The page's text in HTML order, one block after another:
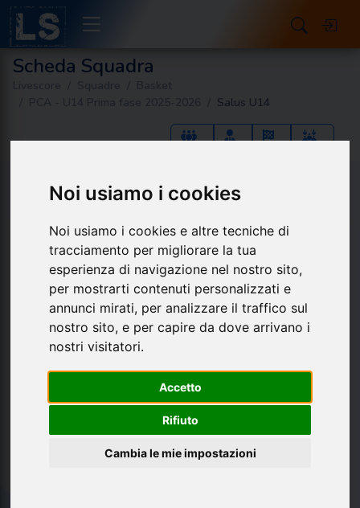
Noi usiamo i cookies
Noi usiamo i cookies e altre tecniche di
tracciamento per migliorare la tua
esperienza di navigazione nel nostro sito,
per mostrarti contenuti personalizzati e
annunci mirati, per analizzare il traffico sul
nostro sito, e per capire da dove arrivano i
nostri visitatori.
Accetto
Rifiuto
Cambia le mie impostazioni
Scheda Squadra
Salus U14
Dettagli
Salus U14
STAGIONE
2025 - 2026
SocietàSalus Pallacanestro Bologna
Social media